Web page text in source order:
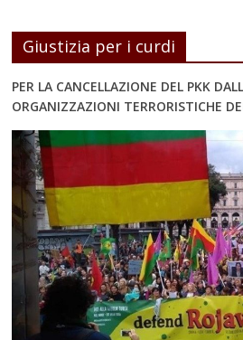
Giustizia per i curdi
PER LA CANCELLAZIONE DEL PKK
ORGANIZZAZIONI TERRORISTICHE